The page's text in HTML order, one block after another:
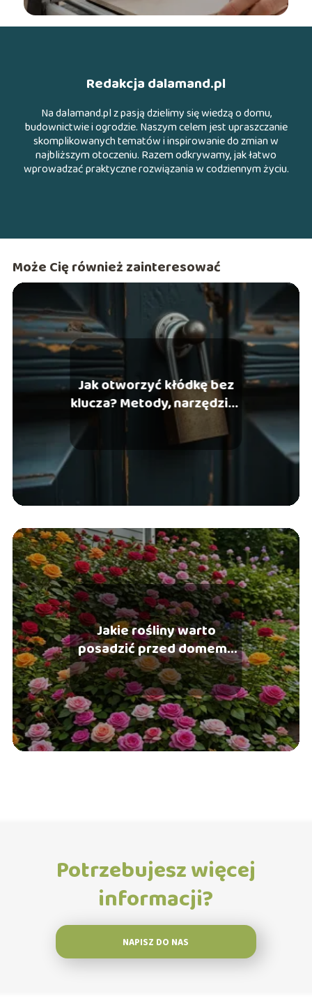
Redakcja dalamand.pl
Na dalamand.pl z pasją dzielimy się wiedzą o domu,
budownictwie i ogrodzie. Naszym celem jest upraszczanie
skomplikowanych tematów i inspirowanie do zmian w
najbliższym otoczeniu. Razem odkrywamy, jak łatwo
wprowadzać praktyczne rozwiązania w codziennym życiu.
Może Cię również zainteresować
Jak otworzyć kłódkę bez
klucza? Metody, narzędzia i
pomoc ślusarza
Jakie rośliny warto
posadzić przed domem?
Inspiracje i porady
Potrzebujesz więcej
informacji?
NAPISZ DO NAS